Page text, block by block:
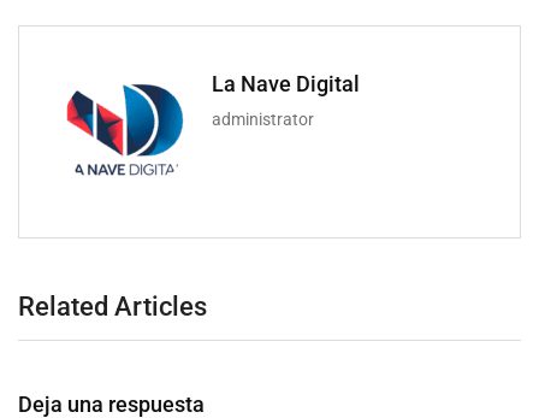
La Nave Digital
administrator
Related Articles
Deja una respuesta